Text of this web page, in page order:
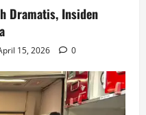
Dramatis, Insiden
15, 2026 0